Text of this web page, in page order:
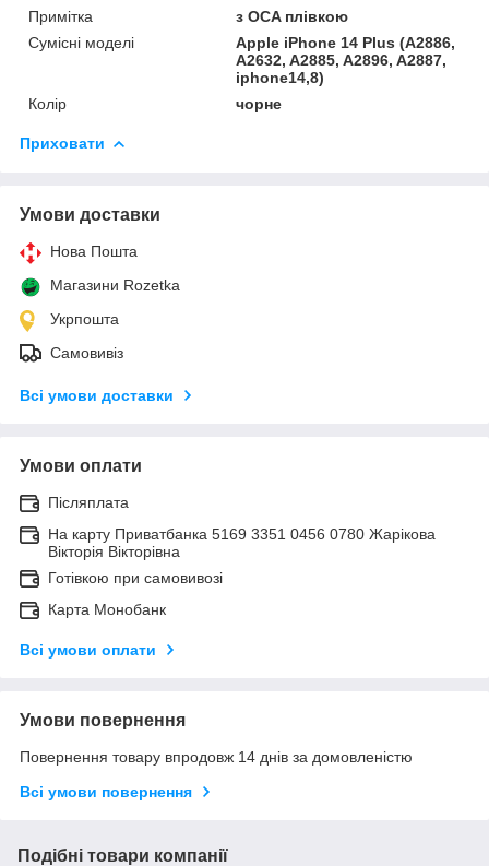
Примітка
з OCA плівкою
Сумісні моделі
Apple iPhone 14 Plus (A2886,
A2632, A2885, A2896, A2887,
iphone14,8)
Колір
чорне
Приховати
Умови доставки
Нова Пошта
Магазини Rozetka
Укрпошта
Самовивіз
Всі умови доставки
Умови оплати
Післяплата
На карту Приватбанка 5169 3351 0456 0780 Жарікова
Вікторія Вікторівна
Готівкою при самовивозі
Карта Монобанк
Всі умови оплати
Умови повернення
Повернення товару впродовж 14 днів за домовленістю
Всі умови повернення
Подібні товари компанії